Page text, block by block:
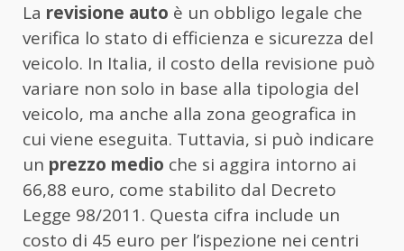
La revisione auto è un obbligo legale che
verifica lo stato di efficienza e sicurezza del
veicolo. In Italia, il costo della revisione può
variare non solo in base alla tipologia del
veicolo, ma anche alla zona geografica in
cui viene eseguita. Tuttavia, si può indicare
un prezzo medio che si aggira intorno ai
66,88 euro, come stabilito dal Decreto
Legge 98/2011. Questa cifra include un
costo di 45 euro per l’ispezione nei centri